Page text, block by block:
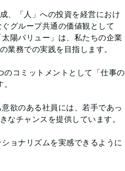
、「人」への投資を経営におけ
グループ共通の価値観として
陽バリュー」は、私たちの企業
務での実践を目指します。
コミットメントとして「仕事の
欲のある社員には、若手であっ
チャンスを提供しています。
ョナリズムを実感できるように